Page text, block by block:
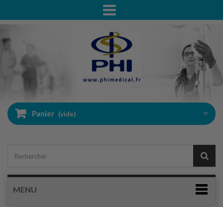
Panier (vide)
MENU